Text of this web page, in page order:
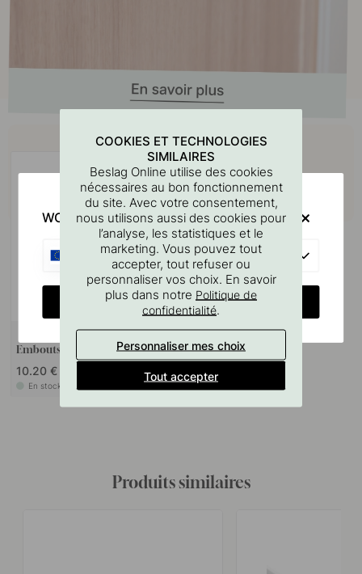
Achetez avec
Embouts Miss - Aluminium 2-p
10.20 €
En stock
Produits similaires
COOKIES ET TECHNOLOGIES
SIMILAIRES
Beslag Online utilise des cookies
nécessaires au bon fonctionnement
du site. Avec votre consentement,
nous utilisons aussi des cookies pour
l’analyse, les statistiques et le
marketing. Vous pouvez tout
accepter, tout refuser ou
personnaliser vos choix. En savoir
plus dans notre Politique de
confidentialité.
Personnaliser mes choix
Tout accepter
WOULD YOU RATHER VISIT?
CHANGE COUNTRY